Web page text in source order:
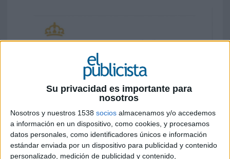
Su privacidad es importante para
nosotros
Nosotros y nuestros 1538 socios almacenamos y/o accedemos
a información en un dispositivo, como cookies, y procesamos
datos personales, como identificadores únicos e información
estándar enviada por un dispositivo para publicidad y contenido
personalizado, medición de publicidad y contenido,
15 DE JUNIO DE 2017
La agencia de medios Irismedia será la encargada
de elaborar las estrategias de medios,
seleccionando el mix de medios que permita
alcanzar la mayor cobertura, en las campañas